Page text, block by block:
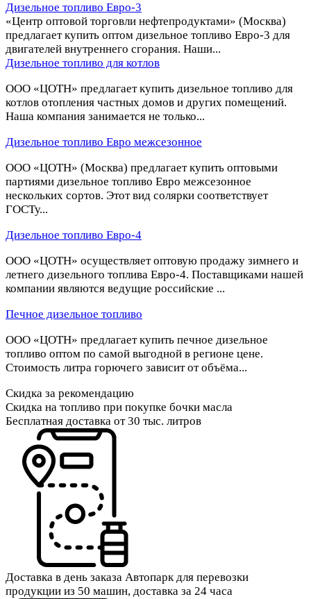
Дизельное топливо Евро-3
«Центр оптовой торговли нефтепродуктами» (Москва)
предлагает купить оптом дизельное топливо Евро-3 для
двигателей внутреннего сгорания. Наши...
Дизельное топливо для котлов
ООО «ЦОТН» предлагает купить дизельное топливо для
котлов отопления частных домов и других помещений.
Наша компания занимается не только...
Дизельное топливо Евро межсезонное
ООО «ЦОТН» (Москва) предлагает купить оптовыми
партиями дизельное топливо Евро межсезонное
нескольких сортов. Этот вид солярки соответствует
ГОСТу...
Дизельное топливо Евро-4
ООО «ЦОТН» осуществляет оптовую продажу зимнего и
летнего дизельного топлива Евро-4. Поставщиками нашей
компании являются ведущие российские ...
Печное дизельное топливо
ООО «ЦОТН» предлагает купить печное дизельное
топливо оптом по самой выгодной в регионе цене.
Стоимость литра горючего зависит от объёма...
Скидка за рекомендацию
Скидка на топливо при покупке бочки масла
Бесплатная доставка от 30 тыс. литров
Доставка в день заказа Автопарк для перевозки
продукции из 50 машин, доставка за 24 часа